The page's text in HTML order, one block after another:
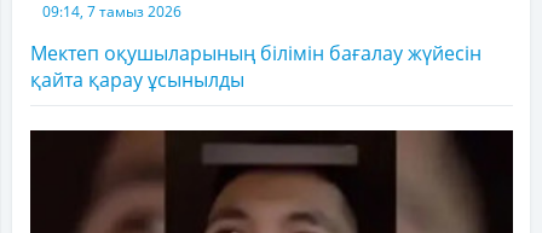
09:14, 7 тамыз 2026
Мектеп оқушыларының білімін бағалау жүйесін
қайта қарау ұсынылды